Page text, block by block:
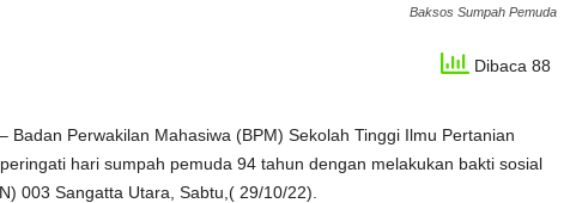
Baksos Sumpah Pemuda
Dibaca 88
Badan Perwakilan Mahasiwa (BPM) Sekolah Tinggi Ilmu Pertanian
hari sumpah pemuda 94 tahun dengan melakukan bakti sosial
003 Sangatta Utara, Sabtu,( 29/10/22).